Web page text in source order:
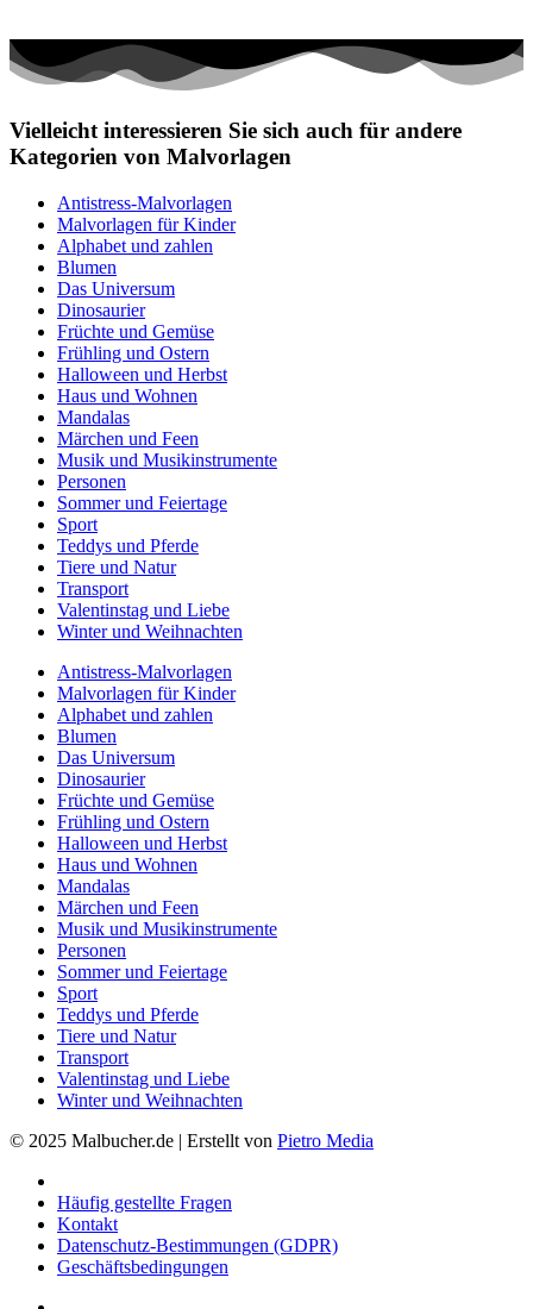
Vielleicht interessieren Sie sich auch für andere
Kategorien von Malvorlagen
Antistress-Malvorlagen
Malvorlagen für Kinder
Alphabet und zahlen
Blumen
Das Universum
Dinosaurier
Früchte und Gemüse
Frühling und Ostern
Halloween und Herbst
Haus und Wohnen
Mandalas
Märchen und Feen
Musik und Musikinstrumente
Personen
Sommer und Feiertage
Sport
Teddys und Pferde
Tiere und Natur
Transport
Valentinstag und Liebe
Winter und Weihnachten
Antistress-Malvorlagen
Malvorlagen für Kinder
Alphabet und zahlen
Blumen
Das Universum
Dinosaurier
Früchte und Gemüse
Frühling und Ostern
Halloween und Herbst
Haus und Wohnen
Mandalas
Märchen und Feen
Musik und Musikinstrumente
Personen
Sommer und Feiertage
Sport
Teddys und Pferde
Tiere und Natur
Transport
Valentinstag und Liebe
Winter und Weihnachten
© 2025 Malbucher.de | Erstellt von Pietro Media
Häufig gestellte Fragen
Kontakt
Datenschutz-Bestimmungen (GDPR)
Geschäftsbedingungen